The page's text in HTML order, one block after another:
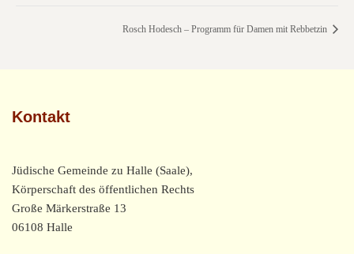
Rosch Hodesch – Programm für Damen mit Rebbetzin
Kontakt
Jüdische Gemeinde zu Halle (Saale),
Körperschaft des öffentlichen Rechts
Große Märkerstraße 13
06108 Halle